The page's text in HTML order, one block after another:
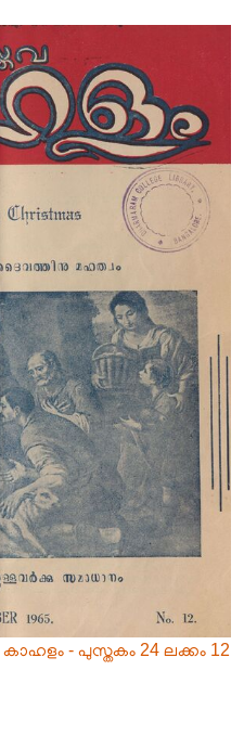
- പുസ്തകം 24 ലക്കം 12